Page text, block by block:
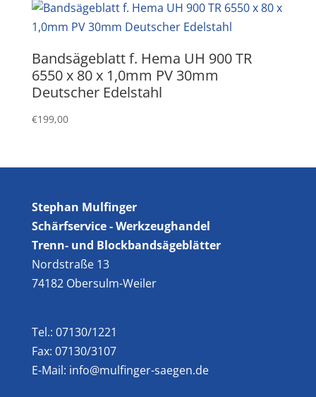
Bandsägeblatt f. Hema UH 900 TR
6550 x 80 x 1,0mm PV 30mm
Deutscher Edelstahl
€199,00
Stephan Mulfinger
Schärfservice - Werkzeughandel
Trenn- und Blockbandsägeblätter
Nordstraße 13
74182 Obersulm-Weiler
Tel.: 07130/1221
Fax: 07130/3107
E-Mail: info@mulfinger-saegen.de